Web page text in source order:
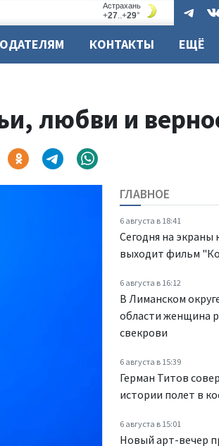
КОНТАКТЫ ЕЩЁ
любви и
ГЛАВНОЕ
6 августа в 18:41
Сегодня на экраны
выходит фильм
6 августа в 16:12
В Лиманском
области женщина
свекрови
6 августа в 15:39
Герман Титов
истории полет в
6 августа в 15:01
Новый арт-вечер